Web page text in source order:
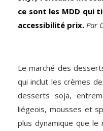
ce sont les MDD qui
accessibilité prix. Par
Le marché des
qui inclut les crèmes
desserts soja,
liégeois, mousses et
plus dynamique que